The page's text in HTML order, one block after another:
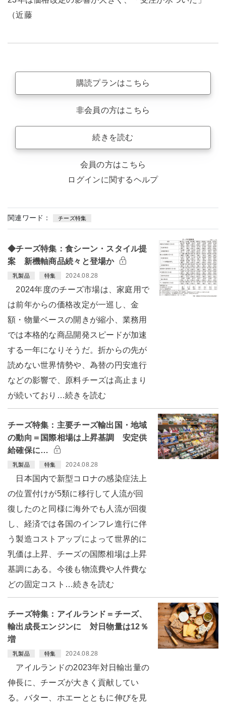
（近藤
購読プランはこちら
非会員の方はこちら
続きを読む
会員の方はこちら
ログインに関するヘルプ
関連ワード： チーズ特集
◆チーズ特集：食シーン・スタイル提
案 新機軸商品続々と登場か
乳製品 特集 2024.08.28
2024年度のチーズ市場は、家庭用で
は前年からの価格改定が一巡し、金
額・物量ベースの開きが縮小、業務用
では本格的な商品開発スピードが加速
する一年になりそうだ。折からの先が
読めない世界情勢や、為替の円安進行
などの影響で、原料チーズは高止まり
が続いており…続きを読む
チーズ特集：主要チーズ輸出国・地域
の動向＝国際相場は上昇基調 安定供
給確保に…
乳製品 特集 2024.08.28
日本国内で新型コロナの感染症法上
の位置付けが5類に移行して人流が回
復したのと同様に海外でも人流が回復
し、経済では各国のインフレ進行に伴
う製造コストアップによって世界的に
乳価は上昇、チーズの国際相場は上昇
基調にある。今後も物流費や人件費な
どの固定コスト…続きを読む
チーズ特集：アイルランド＝チーズ、
輸出成長エンジンに 対日物量は12％
増
乳製品 特集 2024.08.28
アイルランドの2023年対日輸出量の
伸長に、チーズが大きく貢献してい
る。バター、ホエーとともに伸びを見